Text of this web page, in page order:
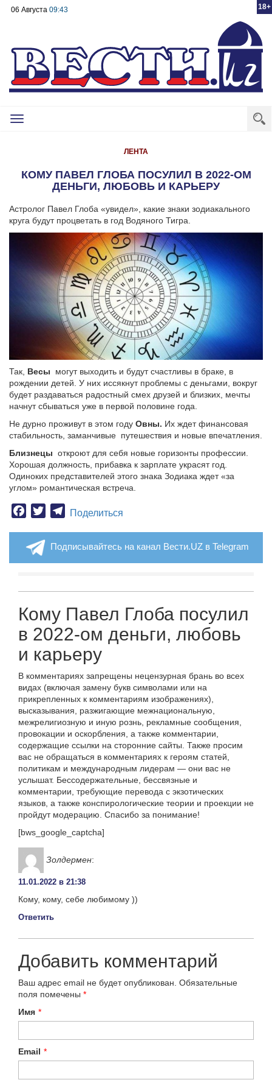
18+
06 Августа 09:43
Toggle
ЛЕНТА
КОМУ ПАВЕЛ ГЛОБА ПОСУЛИЛ В 2022-ОМ
ДЕНЬГИ, ЛЮБОВЬ И КАРЬЕРУ
Астролог Павел Глоба «увидел», какие знаки зодиакального
круга будут процветать в год Водяного Тигра.
Так, Весы могут выходить и будут счастливы в браке, в
рождении детей. У них иссякнут проблемы с деньгами, вокруг
будет раздаваться радостный смех друзей и близких, мечты
начнут сбываться уже в первой половине года.
Не дурно проживут в этом году Овны. Их ждет финансовая
стабильность, заманчивые путешествия и новые впечатления.
Близнецы откроют для себя новые горизонты профессии.
Хорошая должность, прибавка к зарплате украсят год.
Одиноких представителей этого знака Зодиака ждет «за
углом» романтическая встреча.
Facebook
TwitterTelegram
Поделиться
Подписывайтесь на канал Вести.UZ в Telegram
Кому Павел Глоба посулил
в 2022-ом деньги, любовь
и карьеру
В комментариях запрещены нецензурная брань во всех
видах (включая замену букв символами или на
прикрепленных к комментариям изображениях),
высказывания, разжигающие межнациональную,
межрелигиозную и иную рознь, рекламные сообщения,
провокации и оскорбления, а также комментарии,
содержащие ссылки на сторонние сайты. Также просим
вас не обращаться в комментариях к героям статей,
политикам и международным лидерам — они вас не
услышат. Бессодержательные, бессвязные и
комментарии, требующие перевода с экзотических
языков, а также конспирологические теории и проекции не
пройдут модерацию. Спасибо за понимание!
[bws_google_captcha]
Золдермен:
11.01.2022 в 21:38
Кому, кому, себе любимому ))
Ответить
Добавить комментарий
Ваш адрес email не будет опубликован. Обязательные
поля помечены *
Имя *
Email *